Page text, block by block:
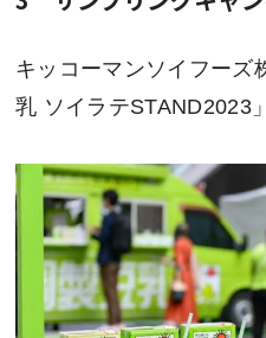
キッコーマンソイフーズ
乳 ソイラテSTAND2023」